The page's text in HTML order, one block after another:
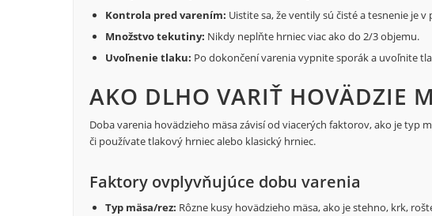
Kontrola pred varením: Uistite sa, že ventily sú čisté a tesnenie je v
Množstvo tekutiny: Nikdy neplňte hrniec viac ako do 2/3 objemu.
Uvoľnenie tlaku: Po dokončení varenia vypnite sporák a uvoľnite
AKO DLHO VARIŤ HOVÄDZIE
Doba varenia hovädzieho mäsa závisí od viacerých faktorov, ako je typ
či používate tlakový hrniec alebo klasický hrniec.
Faktory ovplyvňujúce dobu varenia
Typ mäsa/rez: Rôzne kusy hovädzieho mäsa, ako je stehno, krk,